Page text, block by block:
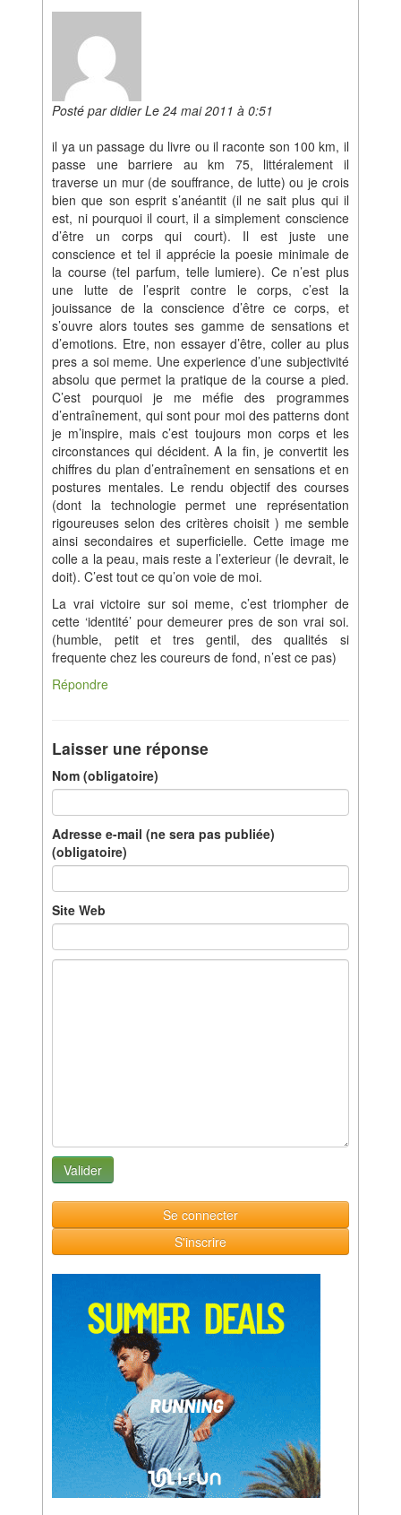
Posté par didier Le 24 mai 2011 à 0:51
il ya un passage du livre ou il raconte son 100 km, il
passe une barriere au km 75, littéralement il
traverse un mur (de souffrance, de lutte) ou je crois
bien que son esprit s’anéantit (il ne sait plus qui il
est, ni pourquoi il court, il a simplement conscience
d’être un corps qui court). Il est juste une
conscience et tel il apprécie la poesie minimale de
la course (tel parfum, telle lumiere). Ce n’est plus
une lutte de l’esprit contre le corps, c’est la
jouissance de la conscience d’être ce corps, et
s’ouvre alors toutes ses gamme de sensations et
d’emotions. Etre, non essayer d’être, coller au plus
pres a soi meme. Une experience d’une subjectivité
absolu que permet la pratique de la course a pied.
C’est pourquoi je me méfie des programmes
d’entraînement, qui sont pour moi des patterns dont
je m’inspire, mais c’est toujours mon corps et les
circonstances qui décident. A la fin, je convertit les
chiffres du plan d’entraînement en sensations et en
postures mentales. Le rendu objectif des courses
(dont la technologie permet une représentation
rigoureuses selon des critères choisit ) me semble
ainsi secondaires et superficielle. Cette image me
colle a la peau, mais reste a l’exterieur (le devrait, le
doit). C’est tout ce qu’on voie de moi.
La vrai victoire sur soi meme, c’est triompher de
cette ‘identité’ pour demeurer pres de son vrai soi.
(humble, petit et tres gentil, des qualités si
frequente chez les coureurs de fond, n’est ce pas)
Répondre
Laisser une réponse
Nom (obligatoire)
Adresse e-mail (ne sera pas publiée)
(obligatoire)
Site Web
Se connecter
S'inscrire